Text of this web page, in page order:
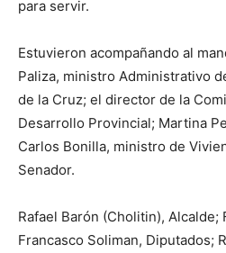
para servir.
Estuvieron acompañando al
Paliza, ministro Administrativo
de la Cruz; el director de la
Desarrollo Provincial; Martina
Carlos Bonilla, ministro de
Senador.
Rafael Barón (Cholitin), Alcalde;
Francasco Soliman, Diputados;